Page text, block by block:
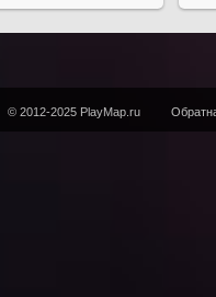
© 2012-2025 PlayMap.ru